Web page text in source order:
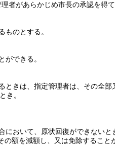
者があらかじめ市長の承認を得て
のとする。
ができる。
ときは、指定管理者は、その全部
き。
おいて、原状回復ができない
額を減額し、又は免除すること